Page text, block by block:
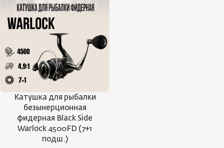
Катушка для рыбалки
безынерционная
фидерная Black Side
Warlock 4500FD (7+1
подш.)